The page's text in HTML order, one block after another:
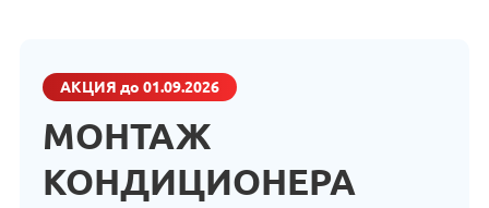
АКЦИЯ до 01.09.2026
МОНТАЖ
КОНДИЦИОНЕРА